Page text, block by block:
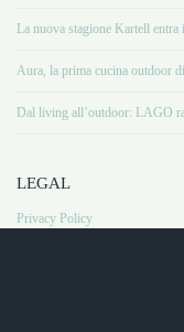
La nuova stagione Kartell entra
Aura, la prima cucina outdoor
Dal living all’outdoor: LAGO
LEGAL
Privacy Policy